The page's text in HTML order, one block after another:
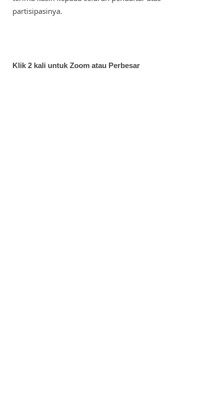
partisipasinya.
Klik 2 kali untuk Zoom atau Perbesar